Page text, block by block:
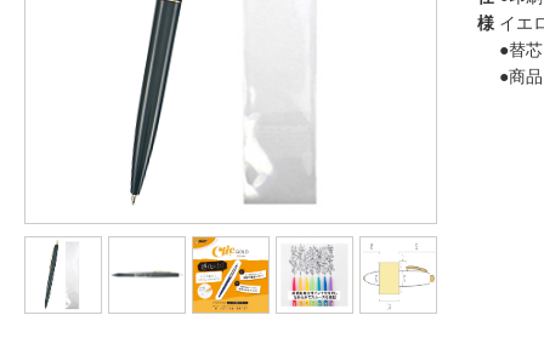
様 イエ
●替
●商